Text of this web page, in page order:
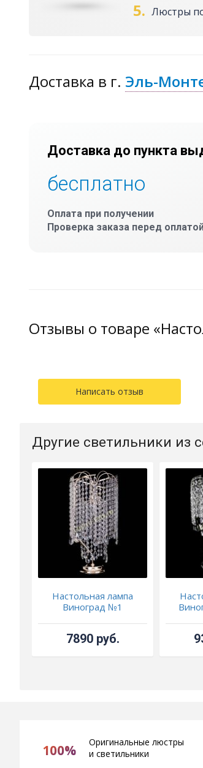
5. Люстры
Доставка в г. Эль-
Доставка до пункта
бесплатно
Оплата при получении
Проверка заказа перед
Отзывы о товаре
Написать отзыв
Другие светильники из
Настольная лампа
Виноград №1
7890 руб.
100%
Оригинальные люстры
и светильники